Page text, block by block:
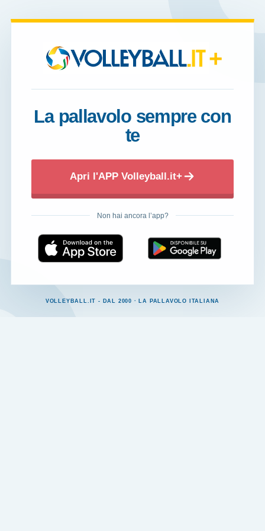
+
La pallavolo sempre con
te
Apri l'APP Volleyball.it+
Non hai ancora l’app?
VOLLEYBALL.IT - DAL 2000 · LA PALLAVOLO ITALIANA